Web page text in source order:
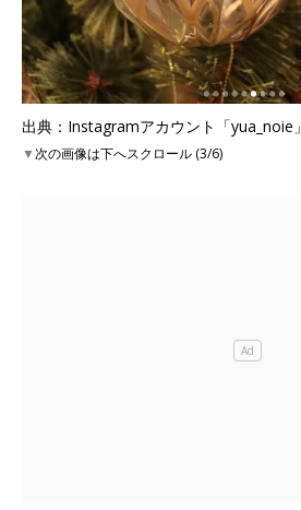
出典：Instagramアカウント「yua_noie」
▼次の画像は下へスクロール (3/6)